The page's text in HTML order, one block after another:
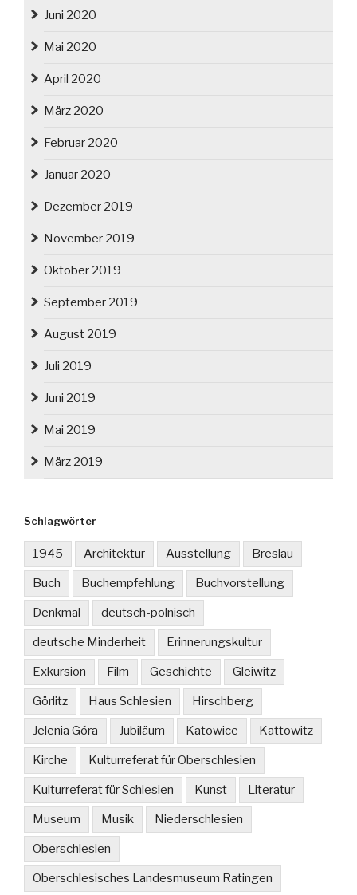
Juni 2020
Mai 2020
April 2020
März 2020
Februar 2020
Januar 2020
Dezember 2019
November 2019
Oktober 2019
September 2019
August 2019
Juli 2019
Juni 2019
Mai 2019
März 2019
Schlagwörter
1945 Architektur Ausstellung Breslau
Buch Buchempfehlung Buchvorstellung
Denkmal deutsch-polnisch
deutsche Minderheit Erinnerungskultur
Exkursion Film Geschichte Gleiwitz
Görlitz Haus Schlesien Hirschberg
Jelenia Góra Jubiläum Katowice Kattowitz
Kirche Kulturreferat für Oberschlesien
Kulturreferat für Schlesien Kunst Literatur
Museum Musik Niederschlesien
Oberschlesien
Oberschlesisches Landesmuseum Ratingen